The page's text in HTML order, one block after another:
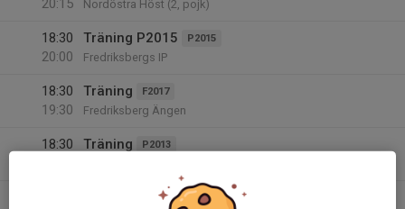
20:15 Nordöstra Höst (2, pojk)
18:30
20:00
Träning P2015 P2015
Fredriksbergs IP
18:30
19:30
Träning F2017
Fredriksberg Ängen
18:30
Träning P2013
Dam